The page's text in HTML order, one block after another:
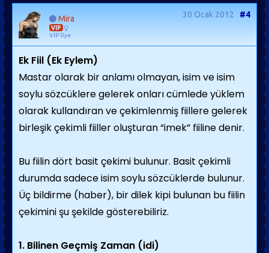
Mira
VIP
VIP Üye
30 Ocak 2012 #4
Ek Fiil (Ek Eylem)
Mastar olarak bir anlamı olmayan, isim ve isim
soylu sözcüklere gelerek onları cümlede yüklem
olarak kullandıran ve çekimlenmiş fiillere gelerek
birleşik çekimli fiiller oluşturan “imek” fiiline denir.
Bu fiilin dört basit çekimi bulunur. Basit çekimli
durumda sadece isim soylu sözcüklerde bulunur.
Üç bildirme (haber), bir dilek kipi bulunan bu fiilin
çekimini şu şekilde gösterebiliriz.
1. Bilinen Geçmiş Zaman (idi)